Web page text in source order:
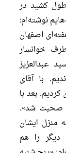
کشید در
نوشته‌ام:
یک هفته‌ای اصفهان
خوانسار
عبدالعزیز
با آقای
بعد با
صحبت شد».
منزل ایشان
دیگر را هم